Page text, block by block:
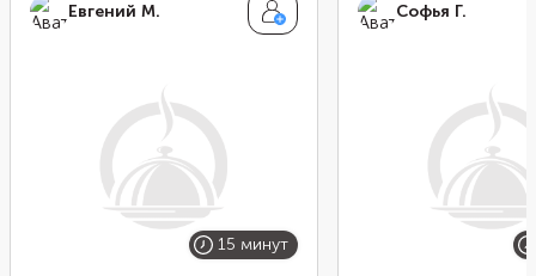
Евгений М.
15 минут
Софья Г.